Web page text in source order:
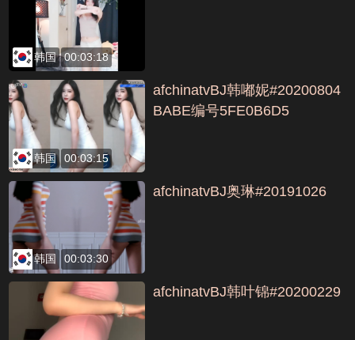
韩国 00:03:18
韩国 00:03:15
afchinatvBJ韩嘟妮#20200804
BABE编号5FE0B6D5
韩国 00:03:30
afchinatvBJ奥琳#20191026
afchinatvBJ韩叶锦#20200229